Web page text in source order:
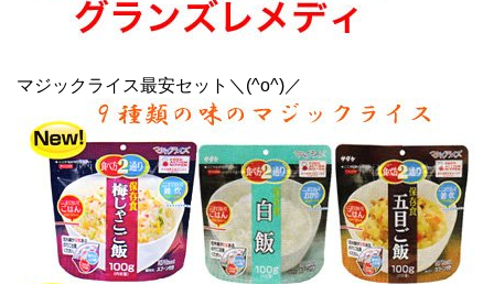
マジックライス最安セット＼(^o^)／